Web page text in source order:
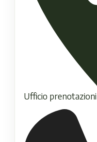
Ufficio prenotazioni